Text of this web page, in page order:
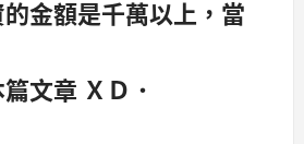
金額是千萬以上，當
文章 ＸＤ．